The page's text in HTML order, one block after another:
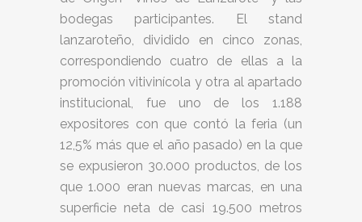
bodegas participantes. El stand
lanzaroteño, dividido en cinco zonas,
correspondiendo cuatro de ellas a la
promoción vitivinícola y otra al apartado
institucional, fue uno de los 1.188
expositores con que contó la feria (un
12,5% más que el año pasado) en la que
se expusieron 30.000 productos, de los
que 1.000 eran nuevas marcas, en una
superficie neta de casi 19.500 metros